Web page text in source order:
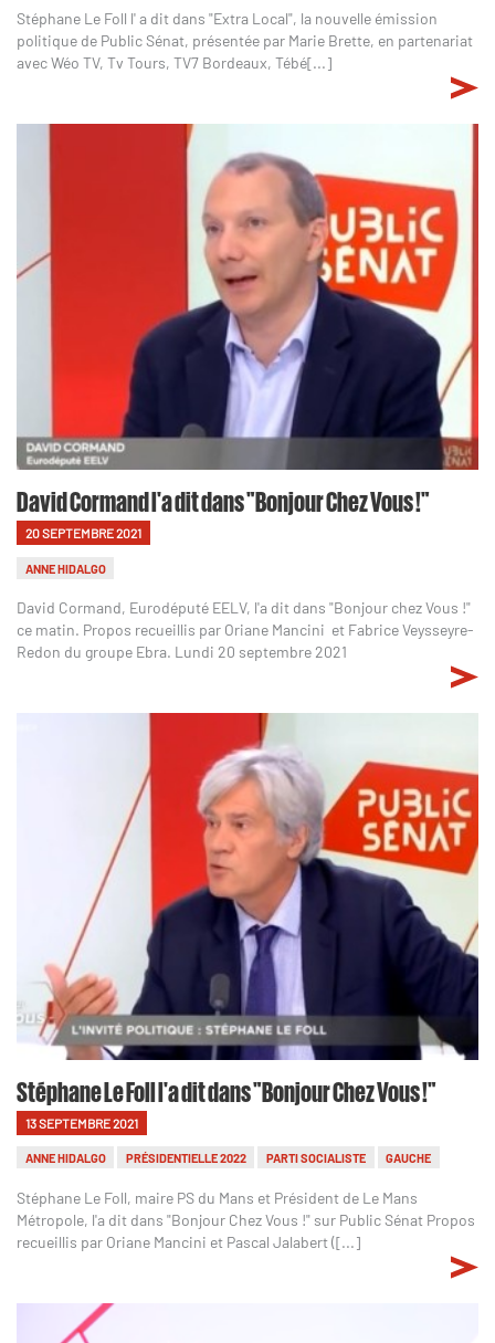
Stéphane Le Foll l' a dit dans "Extra Local", la nouvelle émission
politique de Public Sénat, présentée par Marie Brette, en partenariat
avec Wéo TV, Tv Tours, TV7 Bordeaux, Tébé[...]
David Cormand l'a dit dans "Bonjour Chez Vous !"
20 SEPTEMBRE 2021
ANNE HIDALGO
David Cormand, Eurodéputé EELV, l'a dit dans "Bonjour chez Vous !"
ce matin. Propos recueillis par Oriane Mancini et Fabrice Veysseyre-
Redon du groupe Ebra. Lundi 20 septembre 2021
Stéphane Le Foll l'a dit dans "Bonjour Chez Vous !"
13 SEPTEMBRE 2021
ANNE HIDALGO PRÉSIDENTIELLE 2022 PARTI SOCIALISTE GAUCHE
Stéphane Le Foll, maire PS du Mans et Président de Le Mans
Métropole, l'a dit dans "Bonjour Chez Vous !" sur Public Sénat Propos
recueillis par Oriane Mancini et Pascal Jalabert ([...]